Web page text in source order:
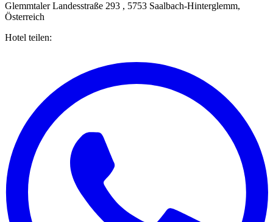
Glemmtaler Landesstraße 293 , 5753 Saalbach-Hinterglemm,
Österreich
Hotel teilen: